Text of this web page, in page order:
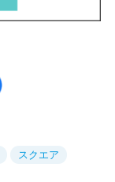
スクエア